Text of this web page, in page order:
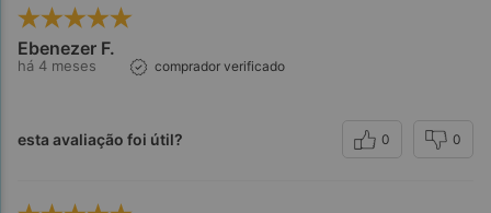
Ebenezer F.
há 4 meses comprador verificado
esta avaliação foi útil? 0 0